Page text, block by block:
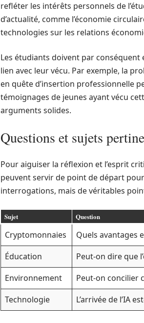
refléter les intérêts personnels de
d’actualité, comme l’économie
technologies sur les relations
Les étudiants doivent par
lien avec leur vécu. Par exemple, la
en quête d’insertion professionnelle
témoignages de jeunes ayant vécu
arguments solides.
Questions et sujets
Pour aiguiser la réflexion et l’esprit
peuvent servir de point de départ
interrogations, mais de véritables
Sujet Question
Cryptomonnaies
Quels avantages
Éducation
Peut-on dire que
Environnement
Peut-on concilier
Technologie
L’arrivée de l’IA